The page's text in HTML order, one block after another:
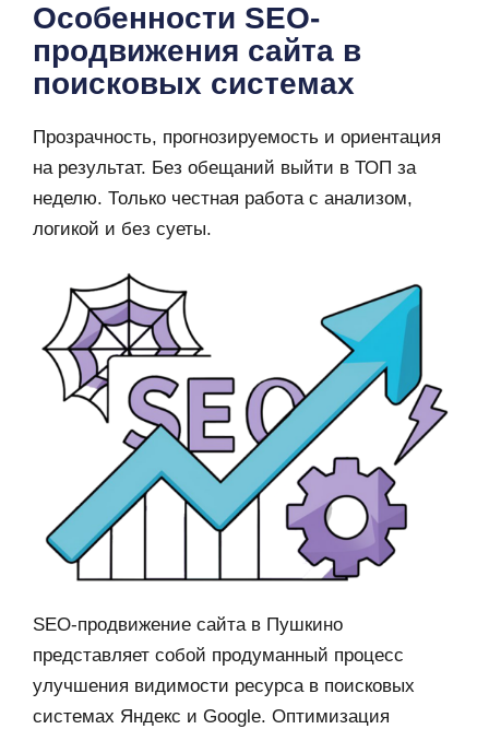
Особенности SEO-
продвижения сайта в
поисковых системах
Прозрачность, прогнозируемость и ориентация
на результат. Без обещаний выйти в ТОП за
неделю. Только честная работа с анализом,
логикой и без суеты.
SEO-продвижение сайта в Пушкино
представляет собой продуманный процесс
улучшения видимости ресурса в поисковых
системах Яндекс и Google. Оптимизация